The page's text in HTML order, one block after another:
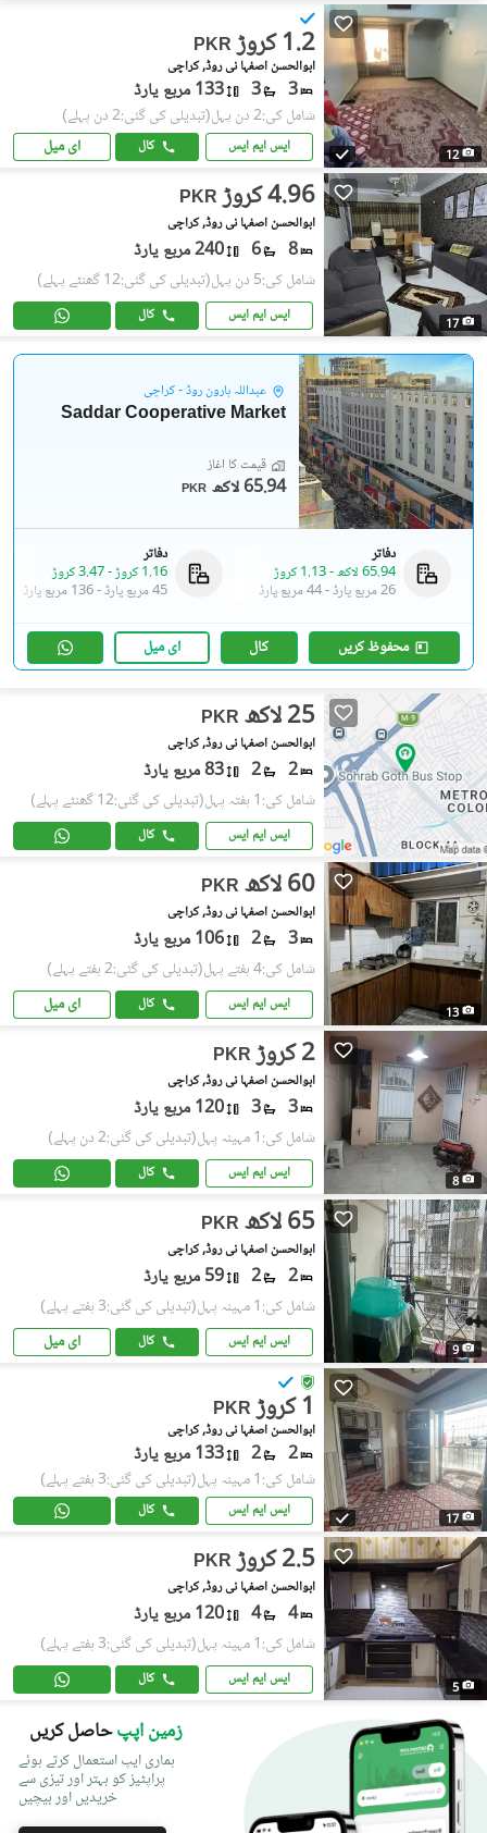
12
PKR 1.2 کروڑ
ابوالحسن اصفہا نی روڈ, کراچی
3
3 133 مربع یارڈ
شامل کی:2 دن پہل (تبدیلی کی گئی:2 دن پہلے)
ایس ایم ایس کال ای میل
17
PKR 4.96 کروڑ
ابوالحسن اصفہا نی روڈ, کراچی
8
6 240 مربع یارڈ
شامل کی:5 دن پہل (تبدیلی کی گئی:12 گھنٹے پہلے)
ایس ایم ایس کال
عبداللہ ہارون روڈ - کراچی
Saddar Cooperative Market
قیمت کا آغاز
PKR 65.94 لاکھ
دفاتر
65.94 لاکھ
-1.13 کروڑ
26 مربع یارڈ
-44 مربع یارڈ
دفاتر
1.16 کروڑ
-3.47 کروڑ
45 مربع یارڈ
-136 مربع یارڈ
محفوظ کریں کال ای میل
PKR 25 لاکھ
ابوالحسن اصفہا نی روڈ, کراچی
2
2 83 مربع یارڈ
شامل کی:1 ہفتہ پہل (تبدیلی کی گئی:12 گھنٹے پہلے)
ایس ایم ایس کال
13
PKR 60 لاکھ
ابوالحسن اصفہا نی روڈ, کراچی
3
2 106 مربع یارڈ
شامل کی:4 ہفتے پہل (تبدیلی کی گئی:2 ہفتے پہلے)
ایس ایم ایس کال ای میل
8
PKR 2 کروڑ
ابوالحسن اصفہا نی روڈ, کراچی
3
3 120 مربع یارڈ
شامل کی:1 مہینہ پہل (تبدیلی کی گئی:2 دن پہلے)
ایس ایم ایس کال
9
PKR 65 لاکھ
ابوالحسن اصفہا نی روڈ, کراچی
2
2 59 مربع یارڈ
شامل کی:1 مہینہ پہل (تبدیلی کی گئی:3 ہفتے پہلے)
ایس ایم ایس کال ای میل
17
PKR 1 کروڑ
ابوالحسن اصفہا نی روڈ, کراچی
2
2 133 مربع یارڈ
شامل کی:1 مہینہ پہل (تبدیلی کی گئی:3 ہفتے پہلے)
ایس ایم ایس کال
5
PKR 2.5 کروڑ
ابوالحسن اصفہا نی روڈ, کراچی
4
4 120 مربع یارڈ
شامل کی:1 مہینہ پہل (تبدیلی کی گئی:3 ہفتے پہلے)
ایس ایم ایس کال
زمین اپپحاصل کریں
ہماری ایپ استعمال کرتے ہوئے
پراپٹیز کو بہتر اور تیزی سے
خریدیں اور بیچیں